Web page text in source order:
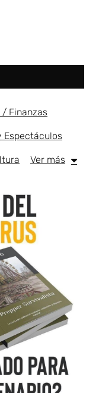
/ Finanzas
Espectáculos
Ver más